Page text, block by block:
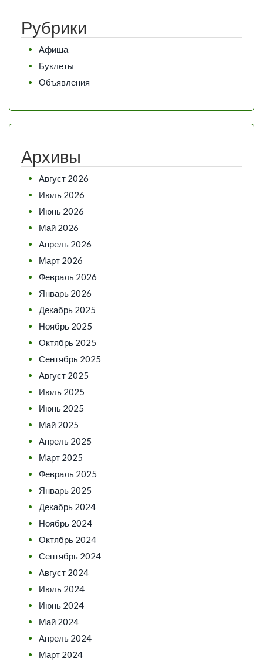
Рубрики
Афиша
Буклеты
Объявления
Архивы
Август 2026
Июль 2026
Июнь 2026
Май 2026
Апрель 2026
Март 2026
Февраль 2026
Январь 2026
Декабрь 2025
Ноябрь 2025
Октябрь 2025
Сентябрь 2025
Август 2025
Июль 2025
Июнь 2025
Май 2025
Апрель 2025
Март 2025
Февраль 2025
Январь 2025
Декабрь 2024
Ноябрь 2024
Октябрь 2024
Сентябрь 2024
Август 2024
Июль 2024
Июнь 2024
Май 2024
Апрель 2024
Март 2024